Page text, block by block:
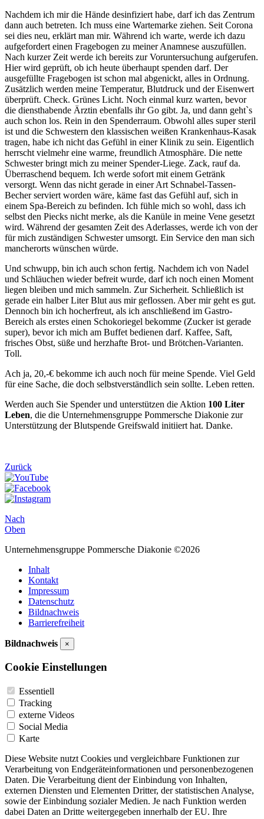
Nachdem ich mir die Hände desinfiziert habe, darf ich das Zentrum
dann auch betreten. Ich muss eine Wartemarke ziehen. Seit Corona
sei dies neu, erklärt man mir. Während ich warte, werde ich dazu
aufgefordert einen Fragebogen zu meiner Anamnese auszufüllen.
Nach kurzer Zeit werde ich bereits zur Voruntersuchung aufgerufen.
Hier wird geprüft, ob ich heute überhaupt spenden darf. Der
ausgefüllte Fragebogen ist schon mal abgenickt, alles in Ordnung.
Zusätzlich werden meine Temperatur, Blutdruck und der Eisenwert
überprüft. Check. Grünes Licht. Noch einmal kurz warten, bevor
die diensthabende Ärztin ebenfalls ihr Go gibt. Ja, und dann geht`s
auch schon los. Rein in den Spenderraum. Obwohl alles super steril
ist und die Schwestern den klassischen weißen Krankenhaus-Kasak
tragen, habe ich nicht das Gefühl in einer Klinik zu sein. Eigentlich
herrscht vielmehr eine warme, freundlich Atmosphäre. Die nette
Schwester bringt mich zu meiner Spender-Liege. Zack, rauf da.
Überraschend bequem. Ich werde sofort mit einem Getränk
versorgt. Wenn das nicht gerade in einer Art Schnabel-Tassen-
Becher serviert worden wäre, käme fast das Gefühl auf, sich in
einem Spa-Bereich zu befinden. Ich fühle mich so wohl, dass ich
selbst den Piecks nicht merke, als die Kanüle in meine Vene gesetzt
wird. Während der gesamten Zeit des Aderlasses, werde ich von der
für mich zuständigen Schwester umsorgt. Ein Service den man sich
mancherorts wünschen würde.
Und schwupp, bin ich auch schon fertig. Nachdem ich von Nadel
und Schläuchen wieder befreit wurde, darf ich noch einen Moment
liegen bleiben und mich sammeln. Zur Sicherheit. Schließlich ist
gerade ein halber Liter Blut aus mir geflossen. Aber mir geht es gut.
Dennoch bin ich hocherfreut, als ich anschließend im Gastro-
Bereich als erstes einen Schokoriegel bekomme (Zucker ist gerade
super), bevor ich mich am Buffet bedienen darf. Kaffee, Saft,
frisches Obst, süße und herzhafte Brot- und Brötchen-Varianten.
Toll.
Ach ja, 20,-€ bekomme ich auch noch für meine Spende. Viel Geld
für eine Sache, die doch selbstverständlich sein sollte. Leben retten.
Werden auch Sie Spender und unterstützen die Aktion 100 Liter
Leben, die die Unternehmensgruppe Pommersche Diakonie zur
Unterstützung der Blutspende Greifswald initiiert hat. Danke.
Zurück
Nach
Oben
Unternehmensgruppe Pommersche Diakonie ©2026
Inhalt
Kontakt
Impressum
Datenschutz
Bildnachweis
Barrierefreiheit
Bildnachweis ×
Cookie Einstellungen
Essentiell
Tracking
externe Videos
Social Media
Karte
Diese Website nutzt Cookies und vergleichbare Funktionen zur
Verarbeitung von Endgeräteinformationen und personenbezogenen
Daten. Die Verarbeitung dient der Einbindung von Inhalten,
externen Diensten und Elementen Dritter, der statistischen Analyse,
sowie der Einbindung sozialer Medien. Je nach Funktion werden
dabei Daten an Dritte weitergegeben innerhalb der EU. Ihre